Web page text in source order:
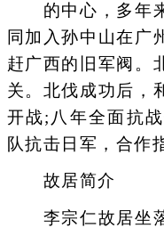
的中心，多年来
同加入孙中山在广
赶广西的旧军阀。
关。北伐成功后，
开战;八年全面抗
队抗击日军，合作
故居简介
李宗仁故居坐落